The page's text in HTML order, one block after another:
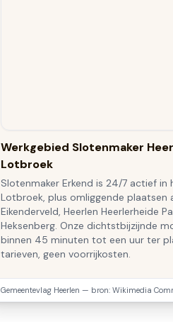
Werkgebied Slotenmaker
Lotbroek
Slotenmaker Erkend is 24/7 actief in
Lotbroek, plus omliggende plaatsen
Eikenderveld, Heerlen Heerlerheide
Heksenberg. Onze dichtstbijzijnde
binnen 45 minuten tot een uur ter
tarieven, geen voorrijkosten.
Gemeentevlag Heerlen — bron: Wikimedia